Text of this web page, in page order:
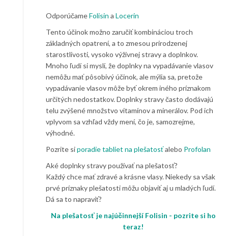
OdporúčameFolisin a Locerin
Tento účinok možno zaručiť kombináciou troch
základných opatrení, a to zmesou prirodzenej
starostlivosti, vysoko výživnej stravy a doplnkov.
Mnoho ľudí si myslí, že doplnky na vypadávanie vlasov
nemôžu mať pôsobivý účinok, ale mýlia sa, pretože
vypadávanie vlasov môže byť okrem iného príznakom
určitých nedostatkov. Doplnky stravy často dodávajú
telu zvýšené množstvo vitamínov a minerálov. Pod ich
vplyvom sa vzhľad vždy mení, čo je, samozrejme,
výhodné.
Pozrite siporadie tabliet na plešatosťalebo Profolan
Aké doplnky stravy používať na plešatosť?
Každý chce mať zdravé a krásne vlasy. Niekedy sa však
prvé príznaky plešatosti môžu objaviť aj u mladých ľudí.
Dá sa to napraviť?
Na plešatosť je najúčinnejší Folisin - pozrite si ho
teraz!